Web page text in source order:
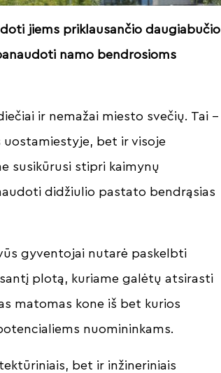
jiems priklausančio daugiabučio
namo bendrosioms
ir nemažai miesto svečių. Tai –
uostamiestyje, bet ir visoje
susikūrusi stipri kaimynų
didžiulio pastato bendrąsias
gyventojai nutarė paskelbti
plotą, kuriame galėtų atsirasti
matomas kone iš bet kurios
nuomininkams.
bet ir inžineriniais